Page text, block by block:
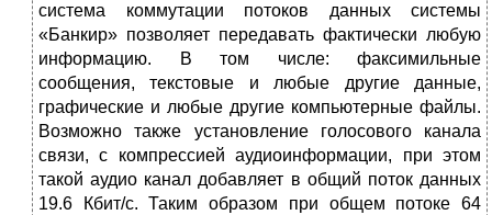
система коммутации потоков данных системы
«Банкир» позволяет передавать фактически любую
информацию. В том числе: факсимильные
сообщения, текстовые и любые другие данные,
графические и любые другие компьютерные файлы.
Возможно также установление голосового канала
связи, с компрессией аудиоинформации, при этом
такой аудио канал добавляет в общий поток данных
19.6 Кбит/с. Таким образом при общем потоке 64